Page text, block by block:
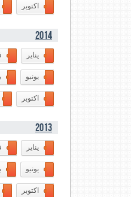
اكتوبر
2014
يناير
يونيو
اكتوبر
2013
يناير
يونيو
اكتوبر